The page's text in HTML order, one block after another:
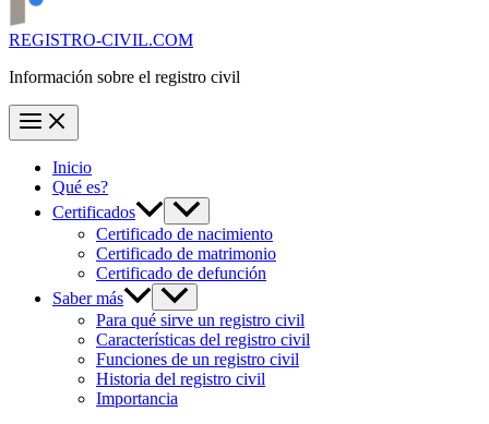
REGISTRO-CIVIL.COM
Información sobre el registro civil
Inicio
Qué es?
Certificados
Certificado de nacimiento
Certificado de matrimonio
Certificado de defunción
Saber más
Para qué sirve un registro civil
Características del registro civil
Funciones de un registro civil
Historia del registro civil
Importancia